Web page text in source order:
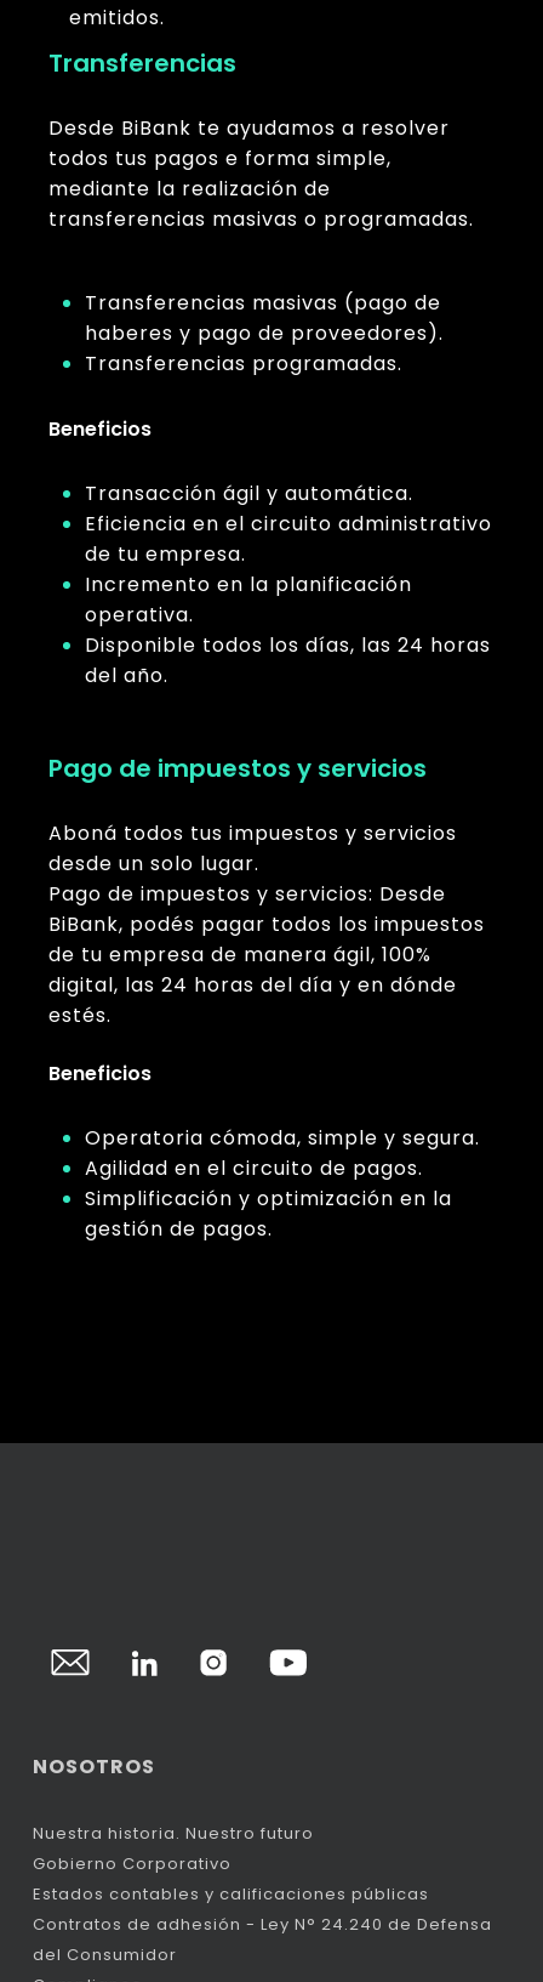
emitidos.
Transferencias
Desde BiBank te ayudamos a resolver
todos tus pagos e forma simple,
mediante la realización de
transferencias masivas o programadas.
Transferencias masivas (pago de
haberes y pago de proveedores).
Transferencias programadas.
Beneficios
Transacción ágil y automática.
Eficiencia en el circuito administrativo
de tu empresa.
Incremento en la planificación
operativa.
Disponible todos los días, las 24 horas
del año.
Pago de impuestos y servicios
Aboná todos tus impuestos y servicios
desde un solo lugar.
Pago de impuestos y servicios: Desde
BiBank, podés pagar todos los impuestos
de tu empresa de manera ágil, 100%
digital, las 24 horas del día y en dónde
estés.
Beneficios
Operatoria cómoda, simple y segura.
Agilidad en el circuito de pagos.
Simplificación y optimización en la
gestión de pagos.
NOSOTROS
Nuestra historia. Nuestro futuro
Gobierno Corporativo
Estados contables y calificaciones públicas
Contratos de adhesión - Ley N° 24.240 de Defensa
del Consumidor